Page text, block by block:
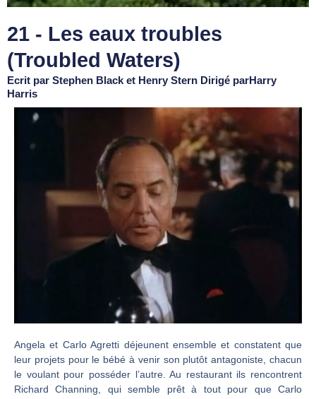
21 - Les eaux troubles
(Troubled Waters)
Ecrit par Stephen Black et Henry Stern Dirigé parHarry
Harris
Angela et Carlo Agretti déjeunent ensemble et constatent que
leur projets pour le bébé à venir son plutôt antagoniste, chacun
le voulant pour posséder l’autre. Au restaurant ils rencontrent
Richard Channing, qui semble prêt à tout pour que Carlo